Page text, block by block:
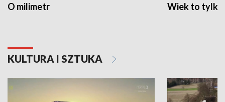
O milimetr Wiek to tylko
KULTURA I SZTUKA